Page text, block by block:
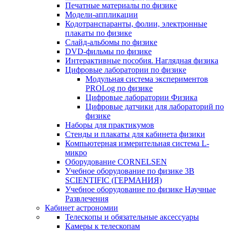
Печатные материалы по физике
Модели-аппликации
Кодотранспаранты, фолии, электронные
плакаты по физике
Слайд-альбомы по физике
DVD-фильмы по физике
Интерактивные пособия. Наглядная физика
Цифровые лаборатории по физике
Модульная система экспериментов
PROLog по физике
Цифровые лаборатории Физика
Цифровые датчики для лабораторий по
физике
Наборы для практикумов
Стенды и плакаты для кабинета физики
Компьютерная измерительная система L-
микро
Оборудование CORNELSEN
Учебное оборудование по физике 3B
SCIENTIFIC (ГЕРМАНИЯ)
Учебное оборудование по физике Научные
Развлечения
Кабинет астрономии
Телескопы и обязательные аксессуары
Камеры к телескопам